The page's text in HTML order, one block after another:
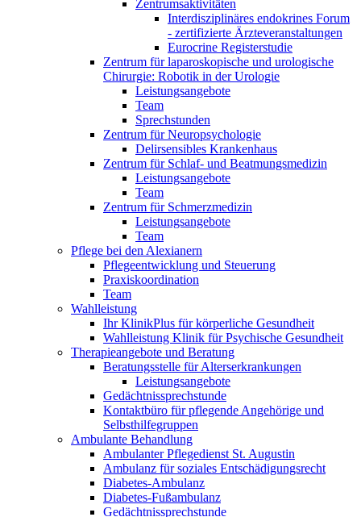
Zentrumsaktivitäten
Interdisziplinäres endokrines Forum
- zertifizierte Ärzteveranstaltungen
Eurocrine Registerstudie
Zentrum für laparoskopische und urologische
Chirurgie: Robotik in der Urologie
Leistungsangebote
Team
Sprechstunden
Zentrum für Neuropsychologie
Delirsensibles Krankenhaus
Zentrum für Schlaf- und Beatmungsmedizin
Leistungsangebote
Team
Zentrum für Schmerzmedizin
Leistungsangebote
Team
Pflege bei den Alexianern
Pflegeentwicklung und Steuerung
Praxiskoordination
Team
Wahlleistung
Ihr KlinikPlus für körperliche Gesundheit
Wahlleistung Klinik für Psychische Gesundheit
Therapieangebote und Beratung
Beratungsstelle für Alterserkrankungen
Leistungsangebote
Gedächtnissprechstunde
Kontaktbüro für pflegende Angehörige und
Selbsthilfegruppen
Ambulante Behandlung
Ambulanter Pflegedienst St. Augustin
Ambulanz für soziales Entschädigungsrecht
Diabetes-Ambulanz
Diabetes-Fußambulanz
Gedächtnissprechstunde